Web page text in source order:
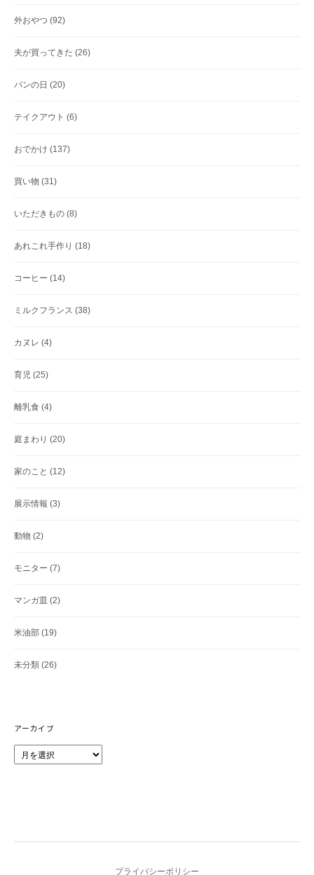
外おやつ (92)
夫が買ってきた (26)
パンの日 (20)
テイクアウト (6)
おでかけ (137)
買い物 (31)
いただきもの (8)
あれこれ手作り (18)
コーヒー (14)
ミルクフランス (38)
カヌレ (4)
育児 (25)
離乳食 (4)
庭まわり (20)
家のこと (12)
展示情報 (3)
動物 (2)
モニター (7)
マンガ皿 (2)
米油部 (19)
未分類 (26)
アーカイブ
ー
プライバシーポリシー